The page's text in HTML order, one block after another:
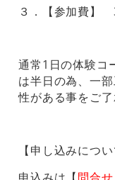
３．【参加費】
通常1日の体験コ
は半日の為、一
性がある事をご了
【申し込みについ